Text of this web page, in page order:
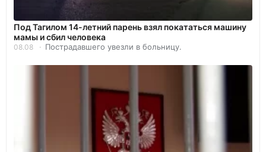
Под Тагилом 14-летний парень взял покататься машину
мамы и сбил человека
08.08 Пострадавшего увезли в больницу.